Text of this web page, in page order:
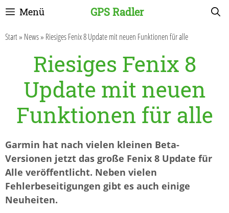
Zum
springen
GPS Radler
Menü
Start» News» Riesiges Fenix 8 Update mit neuen Funktionen für alle
Riesiges Fenix 8
Update mit neuen
Funktionen für alle
Garmin hat nach vielen kleinen Beta-
Versionen jetzt das große Fenix 8 Update für
Alle veröffentlicht. Neben vielen
Fehlerbeseitigungen gibt es auch einige
Neuheiten.